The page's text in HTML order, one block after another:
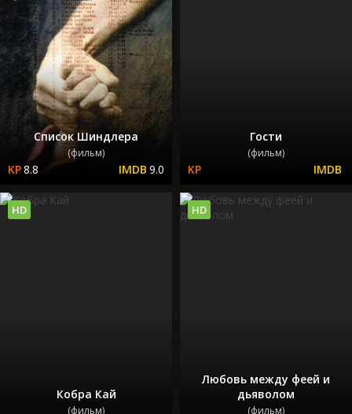
Список Шиндлера
(фильм)
8.8 9.0
Гости
(фильм)
Кобра Кай
(фильм)
HD
Любовь между феей и
дьяволом
(фильм)
HD